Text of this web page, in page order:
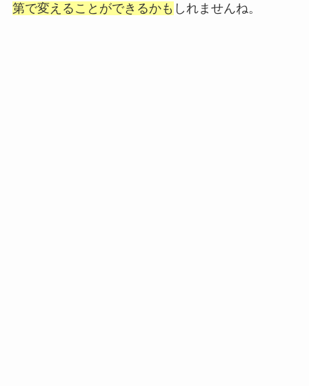
第で変えることができるかも しれませんね。